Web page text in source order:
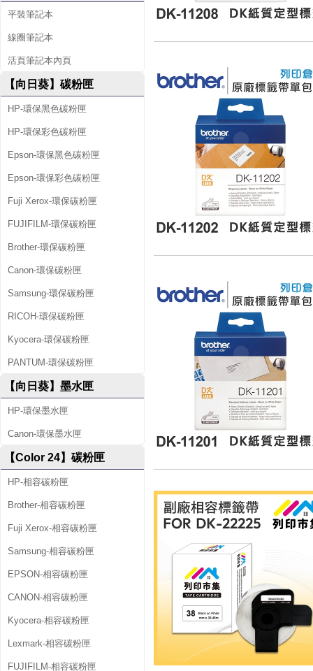
平裝筆記本
線圈筆記本
活頁筆記本內頁
【向日葵】碳粉匣
HP-環保黑色碳粉匣
HP-環保彩色碳粉匣
Epson-環保黑色碳粉匣
Epson-環保彩色碳粉匣
Fuji Xerox-環保碳粉匣
FUJIFILM-環保碳粉匣
Brother-環保碳粉匣
Canon-環保碳粉匣
Samsung-環保碳粉匣
RICOH-環保碳粉匣
Kyocera-環保碳粉匣
PANTUM-環保碳粉匣
【向日葵】墨水匣
HP-環保墨水匣
Canon-環保墨水匣
【Color 24】碳粉匣
HP-相容碳粉匣
Brother-相容碳粉匣
Fuji Xerox-相容碳粉匣
Samsung-相容碳粉匣
EPSON-相容碳粉匣
CANON-相容碳粉匣
Kyocera-相容碳粉匣
Lexmark-相容碳粉匣
FUJIFILM-相容碳粉匣